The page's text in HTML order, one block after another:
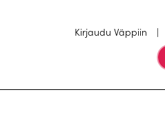
Kirjaudu Väppiin